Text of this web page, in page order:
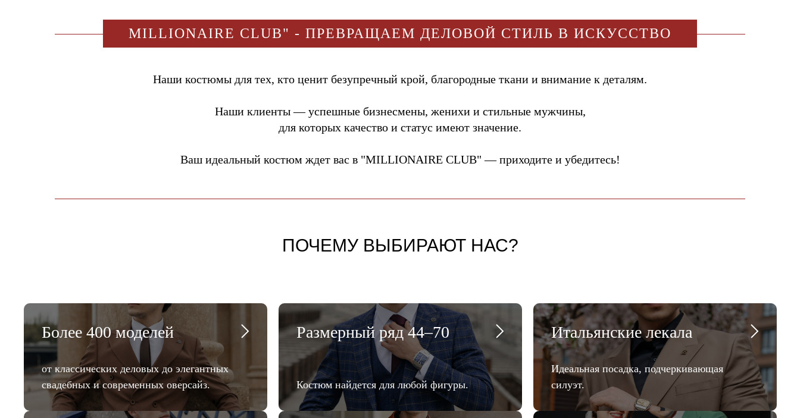
MILLIONAIRE CLUB" - ПРЕВРАЩАЕМ ДЕЛОВОЙ СТИЛЬ В ИСКУССТВО
Наши костюмы для тех, кто ценит безупречный крой, благородные ткани и внимание к деталям.
Наши клиенты — успешные бизнесмены, женихи и стильные мужчины,
для которых качество и статус имеют значение.
Ваш идеальный костюм ждет вас в "MILLIONAIRE CLUB" — приходите и убедитесь!
ПОЧЕМУ ВЫБИРАЮТ НАС?
Более 400 моделей
от классических деловых до элегантных
свадебных и современных оверсайз.
Размерный ряд 44–70
Костюм найдется для любой фигуры.
Итальянские лекала
Идеальная посадка, подчеркивающая
силуэт.